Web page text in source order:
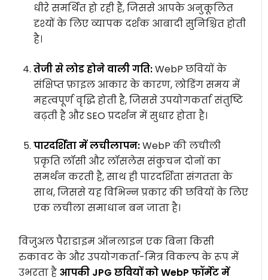
धीरे समर्थित हो रही हैं, जिससे आपके अनुकूलित
दृश्यों के लिए व्यापक दर्शक आबादी सुनिश्चित होती
है।
तेजी से लोड होने वाली गति:WebP छवियों के
संक्षिप्त फ़ाइल आकार के कारण, लोडिंग समय में
महत्वपूर्ण वृद्धि होती है, जिससे उपयोगकर्ता संतुष्टि
बढ़ती है और SEO प्रदर्शन में सुधार होता है।
पारदर्शिता में लचीलापन:WebP की लचीली
प्रकृति लॉसी और लॉसलेस संकुचन दोनों का
समर्थन करती है, साथ ही पारदर्शिता संगतता के
साथ, जिससे यह विभिन्न प्रकार की छवियों के लिए
एक लचीला समाधान बन जाता है।
विजुअल पैराडाइम ऑनलाइन एक बिना किसी
रुकावट के और उपयोगकर्ता-मित्र विकल्प के रूप में
उभरता है आपकी JPG छवियों को WebP फॉर्मेट में